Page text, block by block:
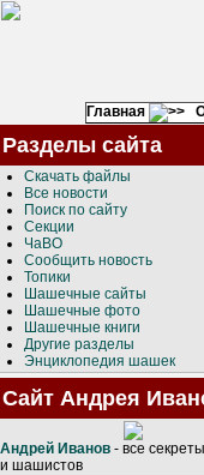
Главная
Разделы сайта
Скачать файлы
Все новости
Поиск по сайту
Секции
ЧаВО
Сообщить новость
Топики
Шашечные сайты
Шашечные фото
Шашечные книги
Другие разделы
Энциклопедия шашек
Сайт Андрея
Андрей Иванов - все
и шашистов